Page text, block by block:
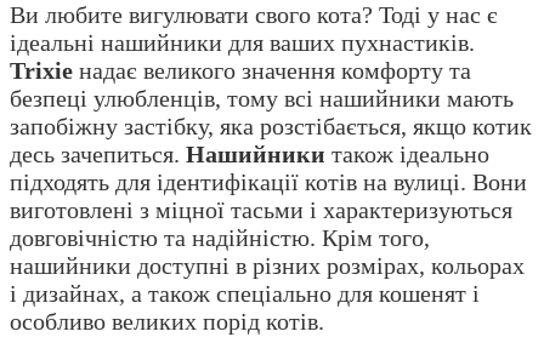
Ви любите вигулювати свого кота? Тоді у нас є
ідеальні нашийники для ваших пухнастиків.
Trixie надає великого значення комфорту та
безпеці улюбленців, тому всі нашийники мають
запобіжну застібку, яка розстібається, якщо котик
десь зачепиться. Нашийники також ідеально
підходять для ідентифікації котів на вулиці. Вони
виготовлені з міцної тасьми і характеризуються
довговічністю та надійністю. Крім того,
нашийники доступні в різних розмірах, кольорах
і дизайнах, а також спеціально для кошенят і
особливо великих порід котів.